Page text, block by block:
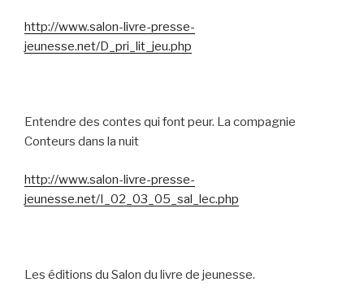
http://www.salon-livre-presse-
jeunesse.net/D_pri_lit_jeu.php
Entendre des contes qui font peur. La compagnie
Conteurs dans la nuit
http://www.salon-livre-presse-
jeunesse.net/I_02_03_05_sal_lec.php
Les éditions du Salon du livre de jeunesse.